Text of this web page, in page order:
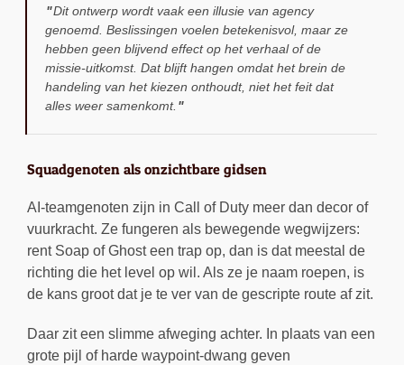
Dit ontwerp wordt vaak een illusie van agency
genoemd. Beslissingen voelen betekenisvol, maar ze
hebben geen blijvend effect op het verhaal of de
missie-uitkomst. Dat blijft hangen omdat het brein de
handeling van het kiezen onthoudt, niet het feit dat
alles weer samenkomt.
Squadgenoten als onzichtbare gidsen
AI-teamgenoten zijn in Call of Duty meer dan decor of
vuurkracht. Ze fungeren als bewegende wegwijzers:
rent Soap of Ghost een trap op, dan is dat meestal de
richting die het level op wil. Als ze je naam roepen, is
de kans groot dat je te ver van de gescripte route af zit.
Daar zit een slimme afweging achter. In plaats van een
grote pijl of harde waypoint-dwang geven